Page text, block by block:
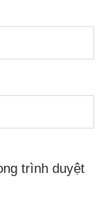
trình duyệt